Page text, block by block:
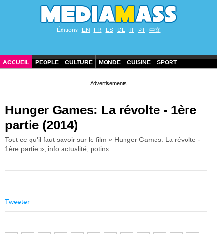
Éditions EN FR ES DE IT PT 中文
ACCUEIL PEOPLE CULTURE MONDE CUISINE SPORT
Hunger Games: La révolte - 1ère
partie (2014)
Tout ce qu'il faut savoir sur le film « Hunger Games: La révolte -
1ère partie », info actualité, potins.
Tweeter